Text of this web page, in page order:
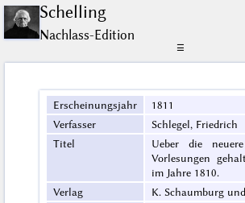
Schelling
Nachlass-Edition
☰
Erscheinungsjahr
1811
Verfasser
Schlegel, Friedrich
Titel
Ueber die
Vorlesungen
im Jahre 1810.
Verlag
K. Schaumburg